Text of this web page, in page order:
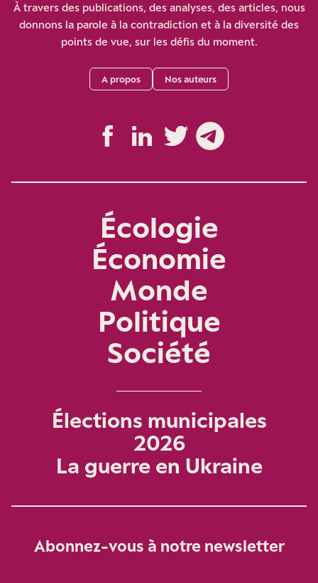
À travers des publications, des analyses, des articles, nous
donnons la parole à la contradiction et à la diversité des
points de vue, sur les défis du moment.
A propos Nos auteurs
Écologie
Économie
Monde
Politique
Société
Élections municipales
2026
La guerre en Ukraine
Abonnez-vous à notre newsletter